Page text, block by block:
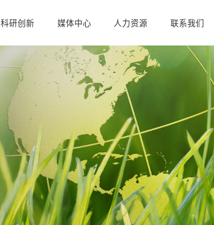
科研创新 媒体中心 人力资源 联系我们